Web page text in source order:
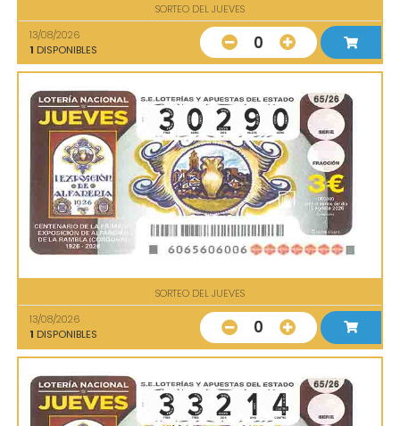
SORTEO DEL JUEVES
13/08/2026
1 DISPONIBLES 0
SORTEO DEL JUEVES
13/08/2026
1 DISPONIBLES 0